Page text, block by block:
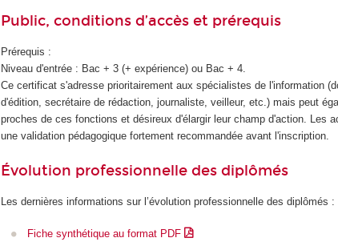
Public, conditions d’accès et prérequis
Prérequis :
Niveau d'entrée : Bac + 3 (+ expérience) ou Bac + 4.
Ce certificat s'adresse prioritairement aux spécialistes de l'information
d'édition, secrétaire de rédaction, journaliste, veilleur, etc.) mais peut
proches de ces fonctions et désireux d'élargir leur champ d'action. Les
une validation pédagogique fortement recommandée avant l'inscription.
Évolution professionnelle des diplômés
Les dernières informations sur l’évolution professionnelle des diplômés :
Fiche synthétique au format PDF